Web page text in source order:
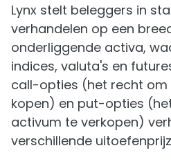
Lynx stelt beleggers in
verhandelen op een
onderliggende activa,
indices, valuta's en
call-opties (het recht
kopen) en put-opties
activum te verkopen)
verschillende